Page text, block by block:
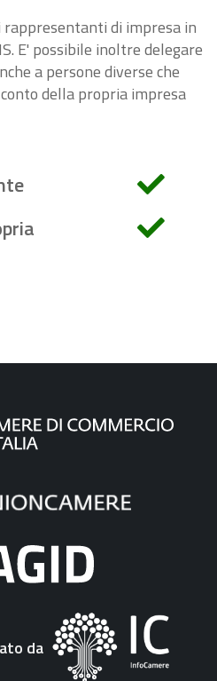
rappresentanti di impresa in
E' possibile inoltre delegare
a persone diverse che
della propria impresa
da